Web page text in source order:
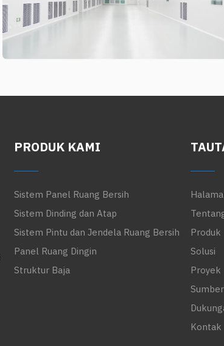
PRODUK KAMI
Sistem Panel Ruang Bersih
Sistem Dinding dan Atap
Sistem Pintu dan Jendela Ruang Bersih
Panel Ruang Dingin
Struktur Baja
Produk
Solusi
Proyek
Kontak